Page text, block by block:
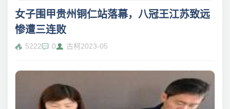
女子围甲贵州铜仁站落幕，八冠王江苏致远
惨遭三连败
5222 0 古柯2023-05